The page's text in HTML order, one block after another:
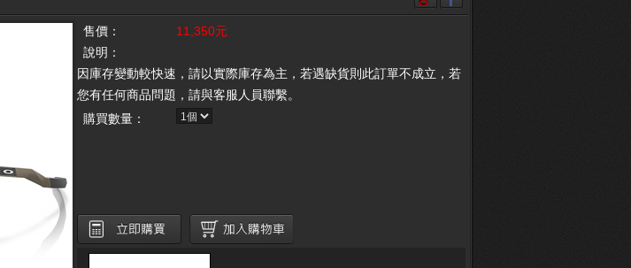
售價：
11,350元
說明：
因庫存變動較快速，請以實際庫存為主，若遇缺貨則此訂單不成立，若
您有任何商品問題，請與客服人員聯繫。
購買數量：